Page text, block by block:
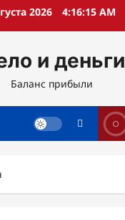
2026 4:16:15 AM
и деньги
Баланс прибыли